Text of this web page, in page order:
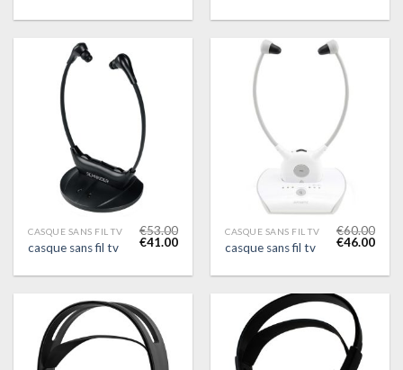
CASQUE SANS FIL TV
casque sans fil tv
€53.00
€41.00
CASQUE SANS FIL TV
casque sans fil tv
€60.00
€46.00